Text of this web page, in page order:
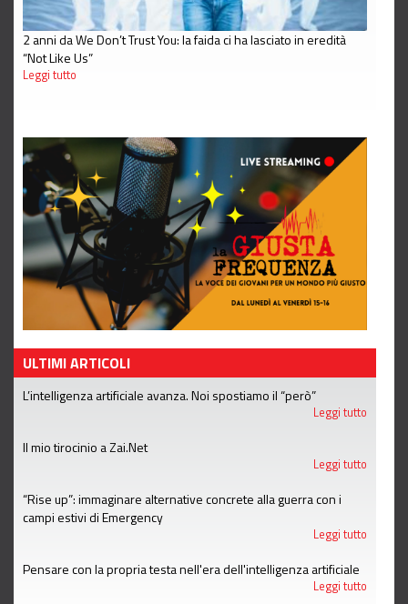
2 anni da We Don’t Trust You: la faida ci ha lasciato in eredità
“Not Like Us”
Leggi tutto
ULTIMI ARTICOLI
L’intelligenza artificiale avanza. Noi spostiamo il “però”
Leggi tutto
Il mio tirocinio a Zai.Net
Leggi tutto
“Rise up”: immaginare alternative concrete alla guerra con i
campi estivi di Emergency
Leggi tutto
Pensare con la propria testa nell'era dell'intelligenza artificiale
Leggi tutto